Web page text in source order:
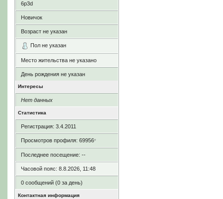
6p3d
Новичок
Возраст не указан
Пол не указан
Место жительства не указано
День рождения не указан
Интересы
Нет данных
Статистика
Регистрация: 3.4.2011
Просмотров профиля: 69956*
Последнее посещение: --
Часовой пояс: 8.8.2026, 11:48
0 сообщений (0 за день)
Контактная информация